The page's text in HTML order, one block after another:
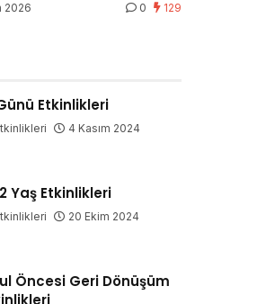
2026 0 129
Etkinlikleri
4 Kasım 2024
Yaş Etkinlikleri
20 Ekim 2024
Öncesi Geri Dönüşüm